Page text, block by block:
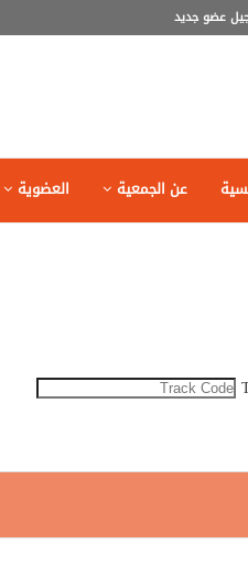
عضو جديد
عن الجمعية العضوية